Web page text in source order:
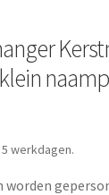
werkdagen.
worden